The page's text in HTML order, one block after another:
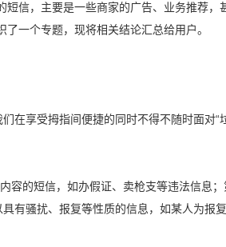
信，主要是一些商家的广告、业务推荐
一个专题，现将相关结论汇总给用户。
在享受拇指间便捷的同时不得不随时面对“
容的短信，如办假证、卖枪支等违法信息
有骚扰、报复等性质的信息，如某人为报